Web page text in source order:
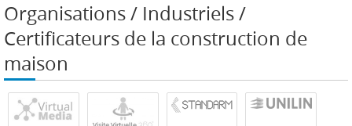
Organisations / Industriels /
Certificateurs de la construction de
maison